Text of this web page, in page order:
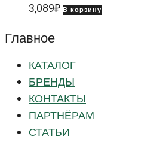
3,089₽ В корзину
Главное
КАТАЛОГ
БРЕНДЫ
КОНТАКТЫ
ПАРТНЁРАМ
СТАТЬИ